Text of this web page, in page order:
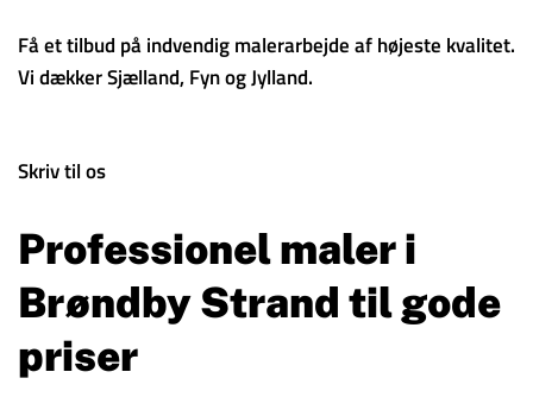
Få et tilbud på indvendig malerarbejde af højeste kvalitet.
Vi dækker Sjælland, Fyn og Jylland.
Skriv til os
Professionel maler i
Brøndby Strand til gode
priser